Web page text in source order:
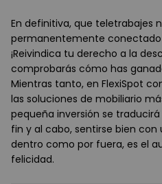
En definitiva, que teletrabajes
permanentemente conectado
¡Reivindica tu derecho a la
comprobarás cómo has
Mientras tanto, en FlexiSpot
las soluciones de mobiliario
pequeña inversión se
fin y al cabo, sentirse bien
dentro como por fuera, es el
felicidad.